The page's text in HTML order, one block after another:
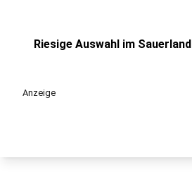
Riesige Auswahl im Sauerland
Anzeige